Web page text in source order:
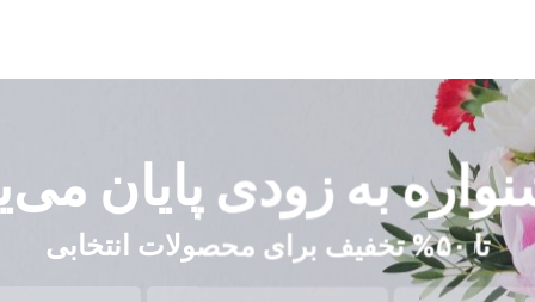
به زودی پایان
تا۵۰% تخفیف برای محصولات انتخابی